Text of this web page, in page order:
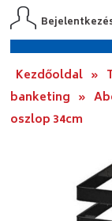
Kezdőoldal »
banketing »
oszlop 34cm